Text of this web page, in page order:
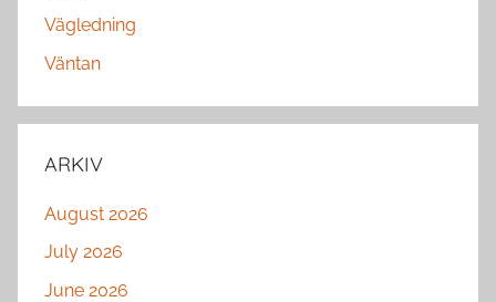
Vägledning
Väntan
ARKIV
August 2026
July 2026
June 2026